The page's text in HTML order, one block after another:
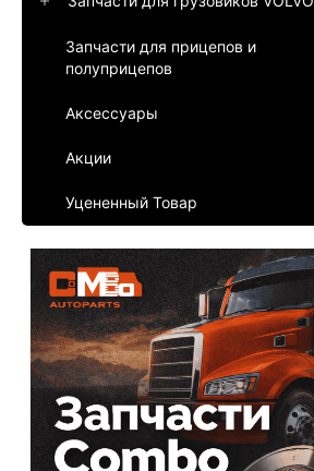
Запчасти для прицепов и
полуприцепов
Аксессуары
Акции
Уцененный Товар